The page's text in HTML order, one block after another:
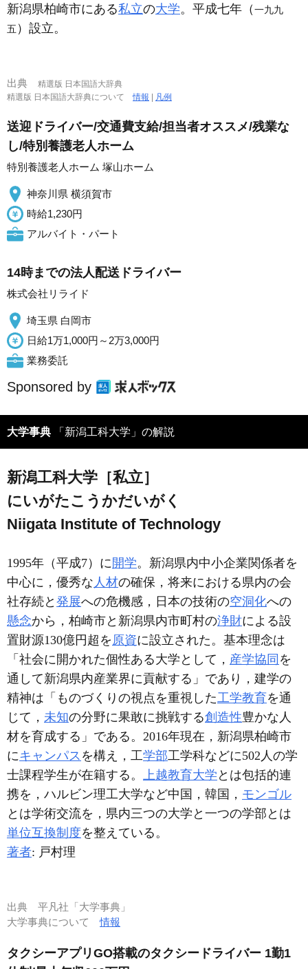
新潟県柏崎市にある私立の大学。平成七年（一九九
五 ）設立。
出典
精選版 日本国語大辞典
精選版 日本国語大辞典について情報 | 凡例
送迎ドライバー/交通費支給/担当者オススメ/残業な
し/特別養護老人ホーム
特別養護老人ホーム 塚山ホーム
神奈川県 横須賀市
時給1,230円
アルバイト・パート
14時までの法人配送ドライバー
株式会社リライド
埼玉県 白岡市
日給1万1,000円～2万3,000円
業務委託
Sponsored by
大学事典 「新潟工科大学」の解説
新潟工科大学［私立］
にいがたこうかだいがく
Niigata Institute of Technology
1995年 （平成7） に開学。新潟県内中小企業関係者を
中心に，優秀な 人材の確保，将来における県内の会
社存続と 発展への危機感，日本の技術の空洞化への
懸念から，柏崎市と新潟県内市町村の浄財による設
置財源130億円超を 原資に設立された。基本理念は
「社会に開かれた個性ある大学として， 産学協同 を
通して新潟県内産業界に貢献する」であり，建学の
精神は「ものづくりの視点を重視した工学教育を通
じて， 未知の分野に果敢に挑戦する創造性豊かな人
材を育成する」である。2016年現在，新潟県柏崎市
にキャンパス を構え，工学部工学科などに502人の学
士課程学生が在籍する。 上越教育大学 とは包括的連
携を，ハルビン理工大学など中国，韓国， モンゴル
とは学術交流を，県内三つの大学と一つの学部とは
単位互換制度を整えている。
著者: 戸村理
出典 平凡社「大学事典」
大学事典について情報
タクシーアプリGO搭載のタクシードライバー 1勤1